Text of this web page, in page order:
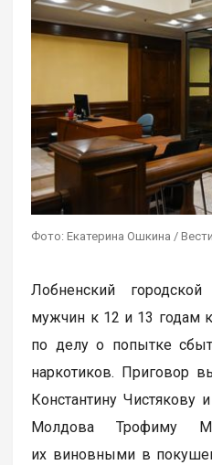
Фото: Екатерина Ошкина /
Лобненский
мужчин к 12 и 13 годам
по делу о попытке
наркотиков. Приговор
Константину Чистякову
Молдова Трофиму
их виновными в